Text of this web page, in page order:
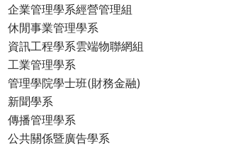
企業管理學系經營管理組
休閒事業管理學系
資訊工程學系雲端物聯網組
工業管理學系
管理學院學士班(財務金融)
新聞學系
傳播管理學系
公共關係暨廣告學系